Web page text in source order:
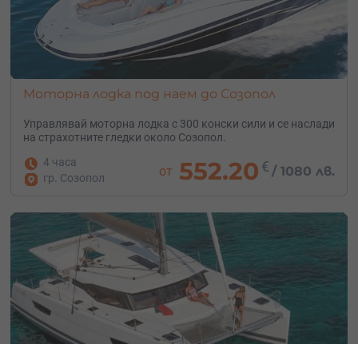
Моторна лодка под наем до Созопол
Управлявай моторна лодка с 300 конски сили и се наслади
на страхотните гледки около Созопол.
4 часа
гр. Созопол
от 552.20 € / 1080 лв.